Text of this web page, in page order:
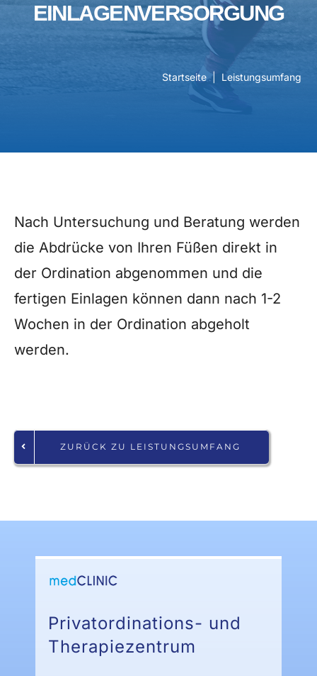
EINLAGENVERSORGUNG
Startseite| Leistungsumfang
Nach Untersuchung und Beratung werden
die Abdrücke von Ihren Füßen direkt in
der Ordination abgenommen und die
fertigen Einlagen können dann nach 1-2
Wochen in der Ordination abgeholt
werden.
ZURÜCK ZU LEISTUNGSUMFANG
Privatordinations- und
Therapiezentrum